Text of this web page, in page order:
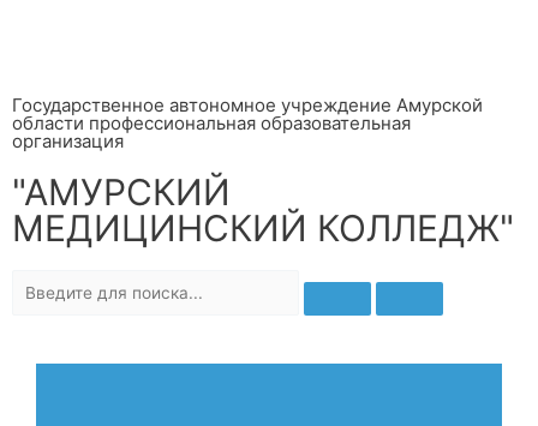
Государственное автономное учреждение Амурской
области профессиональная образовательная
организация
"АМУРСКИЙ
МЕДИЦИНСКИЙ КОЛЛЕДЖ"